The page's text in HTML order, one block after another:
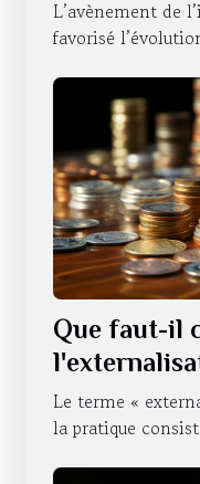
NVIDIA ?
L’avènement de
favorisé
Que faut-il
d'une
Le terme «
la pratique